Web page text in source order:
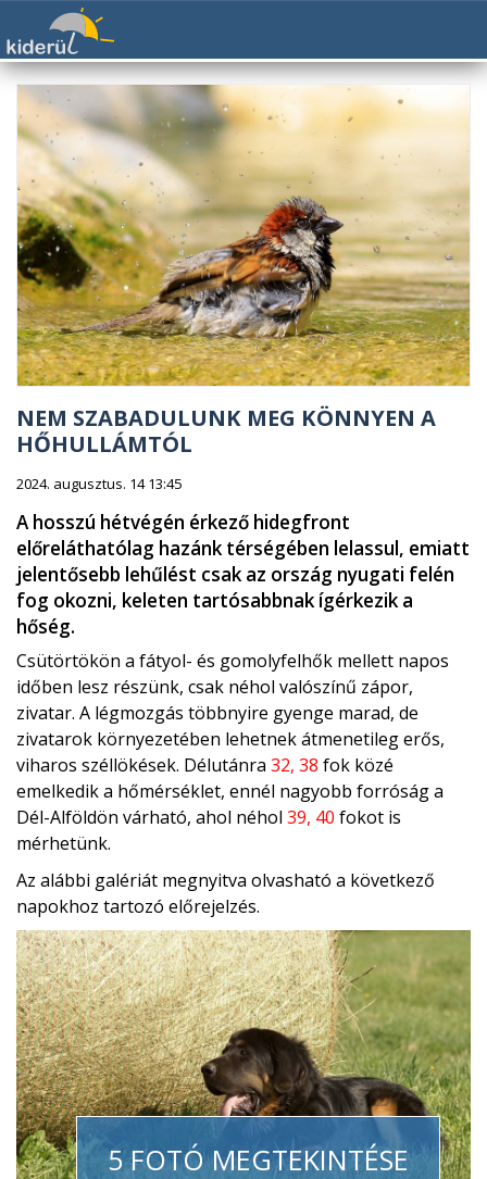
NEM SZABADULUNK MEG KÖNNYEN A
HŐHULLÁMTÓL
2024. augusztus. 14 13:45
A hosszú hétvégén érkező hidegfront
előreláthatólag hazánk térségében lelassul, emiatt
jelentősebb lehűlést csak az ország nyugati felén
fog okozni, keleten tartósabbnak ígérkezik a
hőség.
Csütörtökön a fátyol- és gomolyfelhők mellett napos
időben lesz részünk, csak néhol valószínű zápor,
zivatar. A légmozgás többnyire gyenge marad, de
zivatarok környezetében lehetnek átmenetileg erős,
viharos széllökések. Délutánra 32, 38 fok közé
emelkedik a hőmérséklet, ennél nagyobb forróság a
Dél-Alföldön várható, ahol néhol 39, 40 fokot is
mérhetünk.
Az alábbi galériát megnyitva olvasható a következő
napokhoz tartozó előrejelzés.
5 FOTÓ MEGTEKINTÉSE